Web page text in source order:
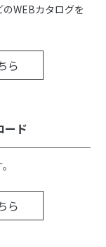
WEBカタログを
ら
ード
ら